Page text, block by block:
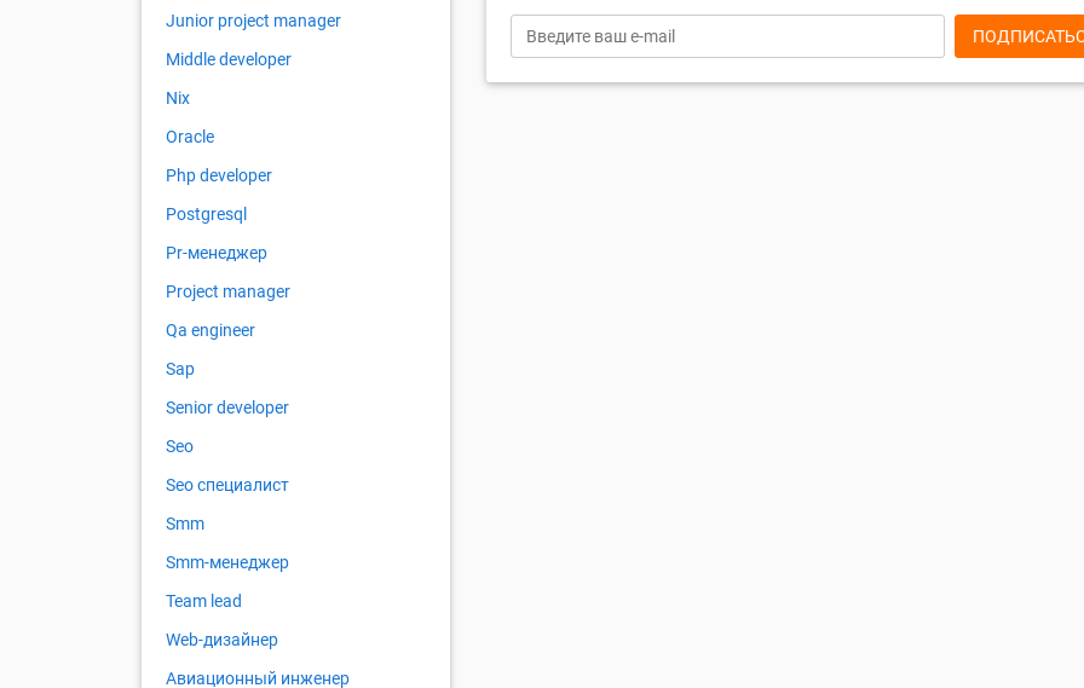
Junior project manager
Middle developer
Nix
Oracle
Php developer
Postgresql
Pr-менеджер
Project manager
Qa engineer
Sap
Senior developer
Seo
Seo специалист
Smm
Smm-менеджер
Team lead
Web-дизайнер
Авиационный инженер